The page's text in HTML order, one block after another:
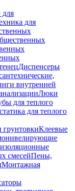
для
Диспенсеры
внутренней
Люки
для теплого
для теплого
грунтовкиКлеевые
смесейПены,
Монтажная